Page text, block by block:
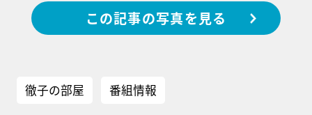
この記事の写真を見る
徹子の部屋 番組情報